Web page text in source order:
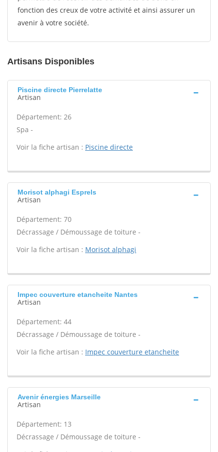
fonction des creux de votre activité et ainsi assurer un
avenir à votre société.
Artisans Disponibles
Piscine directe Pierrelatte
Artisan
Département: 26
Spa -
Voir la fiche artisan : Piscine directe
Morisot alphagi Esprels
Artisan
Département: 70
Décrassage / Démoussage de toiture -
Voir la fiche artisan : Morisot alphagi
Impec couverture etancheite Nantes
Artisan
Département: 44
Décrassage / Démoussage de toiture -
Voir la fiche artisan : Impec couverture etancheite
Avenir énergies Marseille
Artisan
Département: 13
Décrassage / Démoussage de toiture -